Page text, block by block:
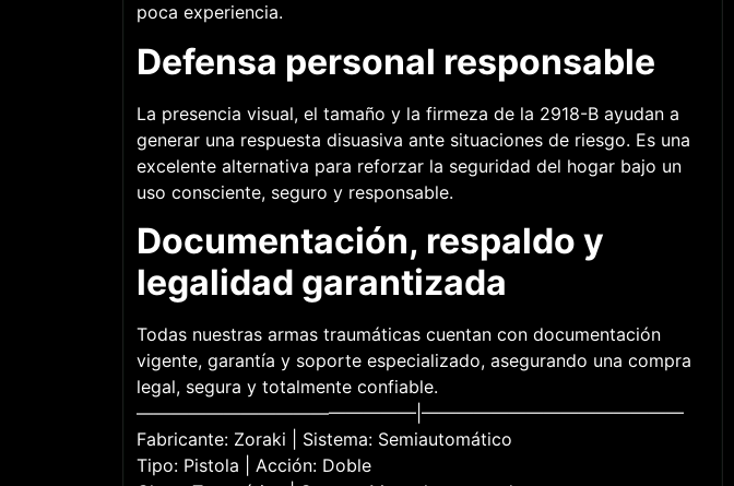
poca experiencia.
Defensa personal responsable
La presencia visual, el tamaño y la firmeza de la 2918-B ayudan a
generar una respuesta disuasiva ante situaciones de riesgo. Es una
excelente alternativa para reforzar la seguridad del hogar bajo un
uso consciente, seguro y responsable.
Documentación, respaldo y
legalidad garantizada
Todas nuestras armas traumáticas cuentan con documentación
vigente, garantía y soporte especializado, asegurando una compra
legal, segura y totalmente confiable.
————————————————|———————————————
Fabricante: Zoraki | Sistema: Semiautomático
Tipo: Pistola | Acción: Doble